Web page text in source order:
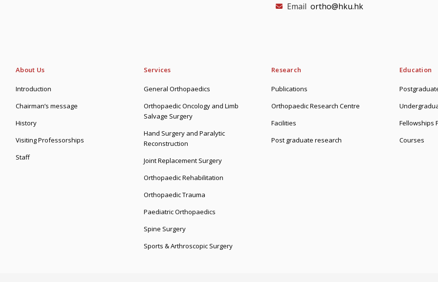
Email ortho@hku.hk
About Us
Introduction
Chairman’s message
History
Visiting Professorships
Staff
Services
General Orthopaedics
Orthopaedic Oncology and Limb
Salvage Surgery
Hand Surgery and Paralytic
Reconstruction
Joint Replacement Surgery
Orthopaedic Rehabilitation
Orthopaedic Trauma
Paediatric Orthopaedics
Spine Surgery
Sports & Arthroscopic Surgery
Research
Publications
Orthopaedic Research Centre
Facilities
Post graduate research
Education
Fellowships
Courses